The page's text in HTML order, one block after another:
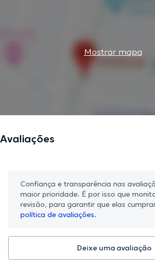
Mostrar mapa
Avaliações
Confiança e transparência nas
maior prioridade. É por isso que
revisão, para garantir que elas
política de avaliações.
Deixe uma avaliação